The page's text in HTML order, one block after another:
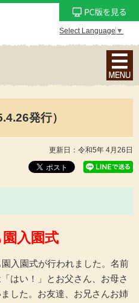
Select Language ▼
ナ
ビ
ン
メ
発行）
更新日：令和5年 4月26日
入園式
入園式が行われました。名前
はい！」とお父さん、お母さ
した。お友達、お兄さんお姉